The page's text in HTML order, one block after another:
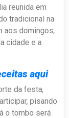
reunida em
tradicional na
aos domingos,
cidade e a
aqui
da festa,
pisando
o tombo será